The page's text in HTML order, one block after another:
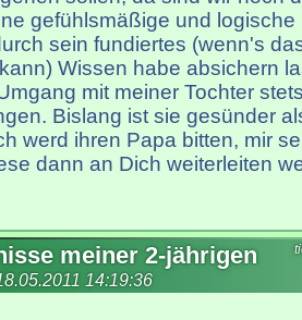
gefühlsmäßige und
sein fundiertes (wenn's
Wissen habe absichern
mit meiner Tochter
Bislang ist sie gesünder
werd ihren Papa bitten, mir
dann an Dich weiterleiten
meiner 2-jährigen
14:19:36